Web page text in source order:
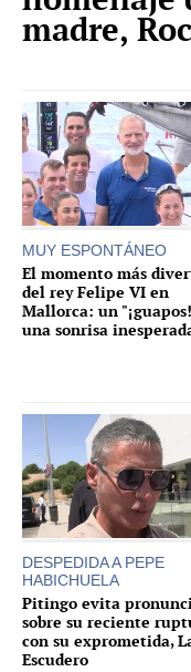
madre,
MUY ESPONTÁNEO
El momento más
del rey Felipe VI en
Mallorca: un
una sonrisa
DESPEDIDA A PEPE
HABICHUELA
Pitingo evita
sobre su reciente
con su exprometida,
Escudero